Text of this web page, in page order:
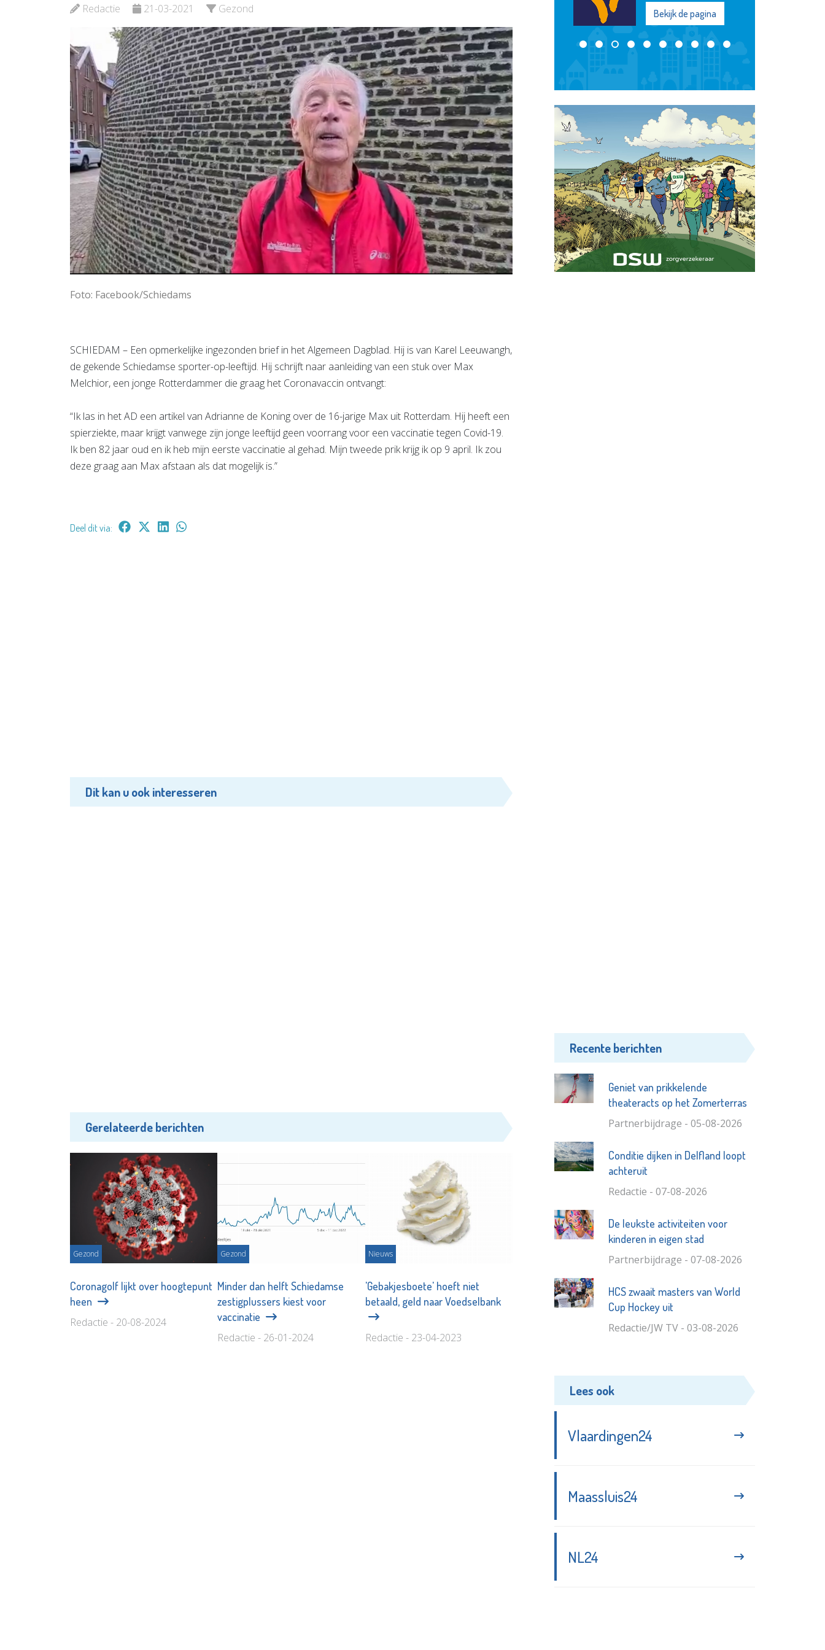
Redactie 21-03-2021 Gezond
Foto: Facebook/Schiedams
SCHIEDAM – Een opmerkelijke ingezonden brief in het Algemeen Dagblad. Hij is van Karel Leeuwangh,
de gekende Schiedamse sporter-op-leeftijd. Hij schrijft naar aanleiding van een stuk over Max
Melchior, een jonge Rotterdammer die graag het Coronavaccin ontvangt:
“Ik las in het AD een artikel van Adrianne de Koning over de 16-jarige Max uit Rotterdam. Hij heeft een
spierziekte, maar krijgt vanwege zijn jonge leeftijd geen voorrang voor een vaccinatie tegen Covid-19.
Ik ben 82 jaar oud en ik heb mijn eerste vaccinatie al gehad. Mijn tweede prik krijg ik op 9 april. Ik zou
deze graag aan Max afstaan als dat mogelijk is.”
Deel dit via:
Dit kan u ook interesseren
Gerelateerde berichten
Gezond
Coronagolf lijkt over hoogtepunt
heen
Redactie - 20-08-2024
Gezond
Minder dan helft Schiedamse
zestigplussers kiest voor
vaccinatie
Redactie - 26-01-2024
Nieuws
'Gebakjesboete' hoeft niet
betaald, geld naar Voedselbank
Redactie - 23-04-2023
Bekijk de pagina
Bekijk de pagina
Bekijk de pagina
Recente berichten
Geniet van prikkelende
theateracts op het Zomerterras
Partnerbijdrage - 05-08-2026
Conditie dijken in Delfland loopt
achteruit
Redactie - 07-08-2026
De leukste activiteiten voor
kinderen in eigen stad
Partnerbijdrage - 07-08-2026
HCS zwaait masters van World
Cup Hockey uit
Redactie/JW TV - 03-08-2026
Lees ook
Vlaardingen24
Maassluis24
NL24